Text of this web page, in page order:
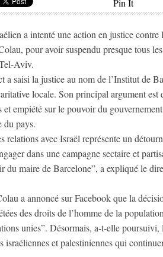
Pin It
a intenté une action en justice contre
pour avoir suspendu presque tous
Aviv.
a saisi la justice au nom de l’Institut de
locale. Son principal argument est
et empiété sur le pouvoir du
du pays.
relations avec Israël représente un
dans une campagne sectaire et
du maire de Barcelone”, a expliqué le
a annoncé sur Facebook que la
des droits de l’homme de la
unies”. Désormais, a-t-elle
israéliennes et palestiniennes qui